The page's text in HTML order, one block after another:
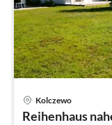
Kolczewo
Reihenhaus